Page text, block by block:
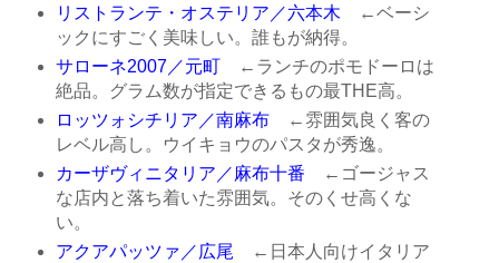
リストランテ・オステリア／六本木 ←ベーシ
ックにすごく美味しい。誰もが納得。
サローネ2007／元町←ランチのポモドーロは
絶品。グラム数が指定できるもの最THE高。
ロッツォシチリア／南麻布←雰囲気良く客の
レベル高し。ウイキョウのパスタが秀逸。
カーザヴィニタリア／麻布十番 ←ゴージャス
な店内と落ち着いた雰囲気。そのくせ高くな
い。
アクアパッツァ／広尾 ←日本人向けイタリア